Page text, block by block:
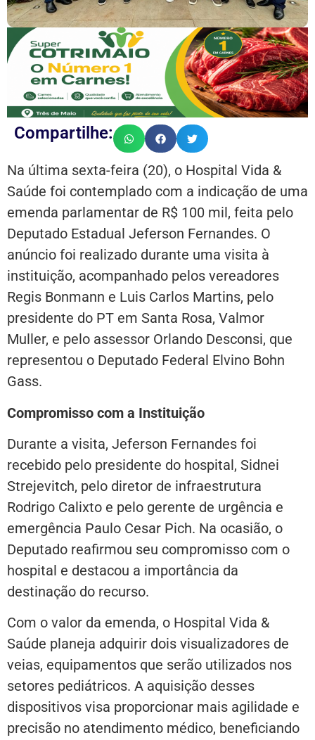
Compartilhe:
Na última sexta-feira (20), o Hospital Vida &
Saúde foi contemplado com a indicação de uma
emenda parlamentar de R$ 100 mil, feita pelo
Deputado Estadual Jeferson Fernandes. O
anúncio foi realizado durante uma visita à
instituição, acompanhado pelos vereadores
Regis Bonmann e Luis Carlos Martins, pelo
presidente do PT em Santa Rosa, Valmor
Muller, e pelo assessor Orlando Desconsi, que
representou o Deputado Federal Elvino Bohn
Gass.
Compromisso com a Instituição
Durante a visita, Jeferson Fernandes foi
recebido pelo presidente do hospital, Sidnei
Strejevitch, pelo diretor de infraestrutura
Rodrigo Calixto e pelo gerente de urgência e
emergência Paulo Cesar Pich. Na ocasião, o
Deputado reafirmou seu compromisso com o
hospital e destacou a importância da
destinação do recurso.
Com o valor da emenda, o Hospital Vida &
Saúde planeja adquirir dois visualizadores de
veias, equipamentos que serão utilizados nos
setores pediátricos. A aquisição desses
dispositivos visa proporcionar mais agilidade e
precisão no atendimento médico, beneficiando